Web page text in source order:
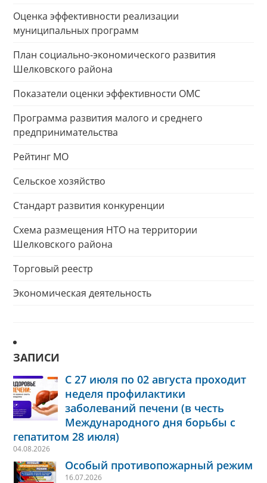
Оценка эффективности реализации
муниципальных программ
План социально-экономического развития
Шелковского района
Показатели оценки эффективности ОМС
Программа развития малого и среднего
предпринимательства
Рейтинг МО
Сельское хозяйство
Стандарт развития конкуренции
Схема размещения НТО на территории
Шелковского района
Торговый реестр
Экономическая деятельность
ЗАПИСИ
С 27 июля по 02 августа проходит
неделя профилактики
заболеваний печени (в честь
Международного дня борьбы с
гепатитом 28 июля)
04.08.2026
Особый противопожарный режим
16.07.2026